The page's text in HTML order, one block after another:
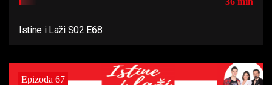
Istine i Laži S02 E68
Epizoda 67